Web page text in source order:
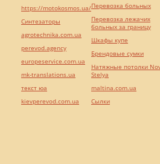
https://motokosmos.ua/
Синтезаторы
agrotechnika.com.ua
perevod.agency
europeservice.com.ua
mk-translations.ua
текст юа
kievperevod.com.ua
Перевозка больных
Перевозка лежачих
больных за границу
Шкафы купе
Брендовые сумки
Натяжные потолки
Stelya
maltina.com.ua
Cылки